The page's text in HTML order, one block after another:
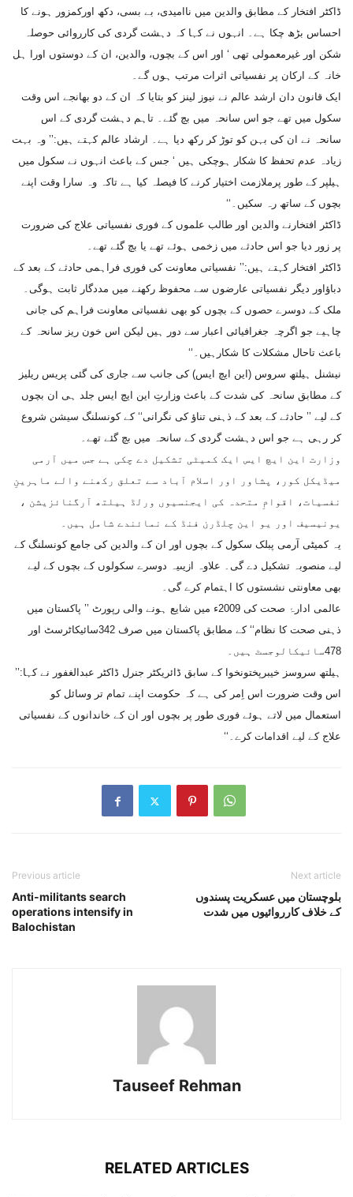
ڈاکٹر افتخار کے مطابق والدین میں ناامیدی، بے بسی، دکھ اورکمزور ہونے کا
احساس بڑھ چکا ہے۔ انہوں نے کہا کہ دہشت گردی کی کارروائی حوصلہ
شکن اور غیرمعمولی تھی ‘ اور اس کے بچوں، والدین، ان کے دوستوں اورا ہل
خانہ کے ارکان پر نفسیاتی اثرات مرتب ہوں گے۔
ایک قانون دان ارشد عالم نے نیوز لینز کو بتایا کہ ان کے دو بھانجے اس وقت
سکول میں تھے جو اس سانحہ میں بچ گئے۔ تاہم دہشت گردی کے اس
سانحہ نے ان کی بہن کو توڑ کر رکھ دیا ہے۔ ارشاد عالم کہتے ہیں:’’ وہ بہت
زیادہ عدم تحفظ کا شکار ہوچکی ہیں ‘ جس کے باعث انہوں نے سکول میں
ہیلپر کے طور پرملازمت اختیار کرنے کا فیصلہ کیا ہے تاکہ وہ سارا وقت اپنے
بچوں کے ساتھ رہ سکیں۔‘‘
ڈاکٹر افتخارنے والدین اور طالب علموں کے فوری نفسیاتی علاج کی ضرورت
پر زور دیا جو اس حادثے میں زخمی ہوئے تھے یا بچ گئے تھے۔
ڈاکٹر افتخار کہتے ہیں:’’ نفسیاتی معاونت کی فوری فراہمی حادثے کے بعد کے
دباؤاور دیگر نفسیاتی عارضوں سے محفوظ رکھنے میں مددگار ثابت ہوگی۔
ملک کے دوسرے حصوں کے بچوں کو بھی نفسیاتی معاونت فراہم کی جانی
چاہیے جو اگرچہ جغرافیائی اعبار سے دور ہیں لیکن اس خون ریز سانحہ کے
باعث تاحال مشکلات کا شکارہیں۔‘‘
نیشنل ہیلتھ سروس (این ایچ ایس) کی جانب سے جاری کی گئی پریس ریلیز
کے مطابق سانحہ کی شدت کے باعث وزارتِ این ایچ ایس جلد ہی ان بچوں
کے لیے ’’ حادثے کے بعد کے ذہنی تناؤ کی نگرانی‘‘ کے کونسلنگ سیشن شروع
کر رہی ہے جو اس دہشت گردی کے سانحہ میں بچ گئے تھے۔
وزارت این ایچ ایس ایک کمیٹی تشکیل دے چکی ہے جس میں آرمی
میڈیکل کور، پشاور اور اسلام آباد سے تعلق رکھنے والے ماہرینِ
نفسیات، اقوامِ متحدہ کی ایجنسیوں ورلڈ ہیلتھ آرگنائزیشن ،
یونیسیف اور یو این چلڈرن فنڈ کے نمائندے شامل ہیں۔
یہ کمیٹی آرمی پبلک سکول کے بچوں اور ان کے والدین کی جامع کونسلنگ کے
لیے منصوبہ تشکیل دے گی۔ علاوہ ازیںیہ دوسرے سکولوں کے بچوں کے لیے
بھی معاونتی نشستوں کا اہتمام کرے گی۔
عالمی ادارۂ صحت کی 2009ء میں شایع ہونے والی رپورٹ ’’ پاکستان میں
ذہنی صحت کا نظام‘‘ کے مطابق پاکستان میں صرف 342سائیکاٹرسٹ اور
478سائیکالوجسٹ ہیں۔
ہیلتھ سروسز خیبرپختونخوا کے سابق ڈائریکٹر جنرل ڈاکٹر عبدالغفور نے کہا:’’
اس وقت ضرورت اس اِمر کی ہے کہ حکومت اپنے تمام تر وسائل کو
استعمال میں لاتے ہوئے فوری طور پر بچوں اور ان کے خاندانوں کے نفسیاتی
علاج کے لیے اقدامات کرے۔‘‘
Previous article
Anti-militants search
operations intensify in
Balochistan
Next article
بلوچستان میں عسکریت پسندوں
کے خلاف کارروائیوں میں شدت
Tauseef Rehman
RELATED ARTICLES